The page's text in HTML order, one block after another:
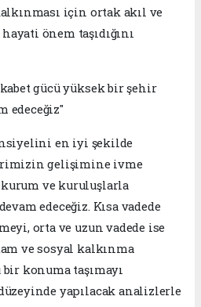
için ortak akıl ve
önem taşıdığını
gücü yüksek bir şehir
edeceğiz"
en iyi şekilde
gelişimine ivme
ve kuruluşlarla
edeceğiz. Kısa vadede
orta ve uzun vadede ise
ve sosyal kalkınma
konuma taşımayı
yapılacak analizlerle